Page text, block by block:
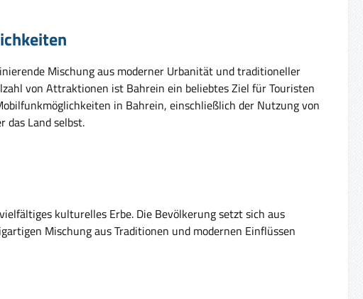
Mischung aus moderner Urbanität und traditioneller
von Attraktionen ist Bahrein ein beliebtes Ziel für Touristen
in Bahrein, einschließlich der Nutzung von
das Land selbst.
kulturelles Erbe. Die Bevölkerung setzt sich aus
Mischung aus Traditionen und modernen Einflüssen